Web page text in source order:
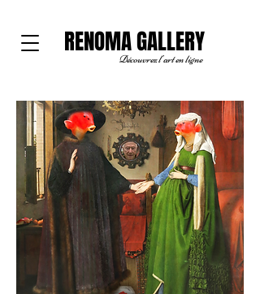
RENOMA GALLERY
Découvrez l'art en ligne